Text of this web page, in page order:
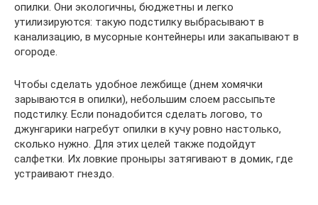
опилки. Они экологичны, бюджетны и легко
утилизируются: такую подстилку выбрасывают в
канализацию, в мусорные контейнеры или закапывают в
огороде.
Чтобы сделать удобное лежбище (днем хомячки
зарываются в опилки), небольшим слоем рассыпьте
подстилку. Если понадобится сделать логово, то
джунгарики нагребут опилки в кучу ровно настолько,
сколько нужно. Для этих целей также подойдут
салфетки. Их ловкие проныры затягивают в домик, где
устраивают гнездо.